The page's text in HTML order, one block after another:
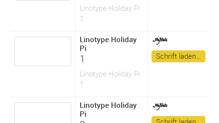
Linotype Holiday Pi
1
Linotype Holiday
Pi
1
Linotype Holiday Pi
1
Schrift laden…
Linotype Holiday
Pi